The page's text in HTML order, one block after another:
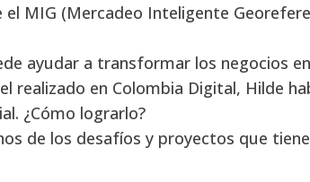
el MIG (Mercadeo Inteligente
ayudar a transformar los negocios
realizado en Colombia Digital, Hilde
¿Cómo lograrlo?
de los desafíos y proyectos que